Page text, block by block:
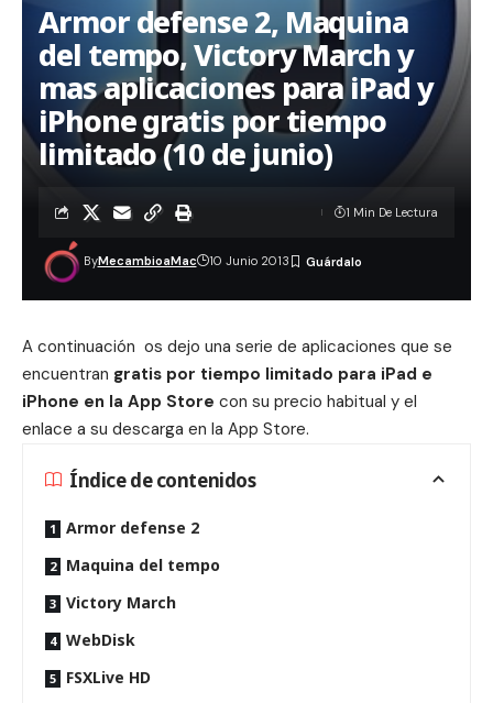
Armor defense 2, Maquina
del tempo, Victory March y
mas aplicaciones para iPad y
iPhone gratis por tiempo
limitado (10 de junio)
ByMecambioaMac 10 Junio 2013
1 Min De Lectura
A continuación os dejo una serie de aplicaciones que se
encuentran gratis por tiempo limitado para iPad e
iPhone en la App Store con su precio habitual y el
enlace a su descarga en la App Store.
Índice de contenidos
Armor defense 2
Maquina del tempo
Victory March
WebDisk
FSXLive HD